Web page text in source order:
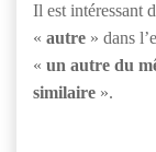
Il est intéressant
« autre » dans
« un autre du
similaire ».